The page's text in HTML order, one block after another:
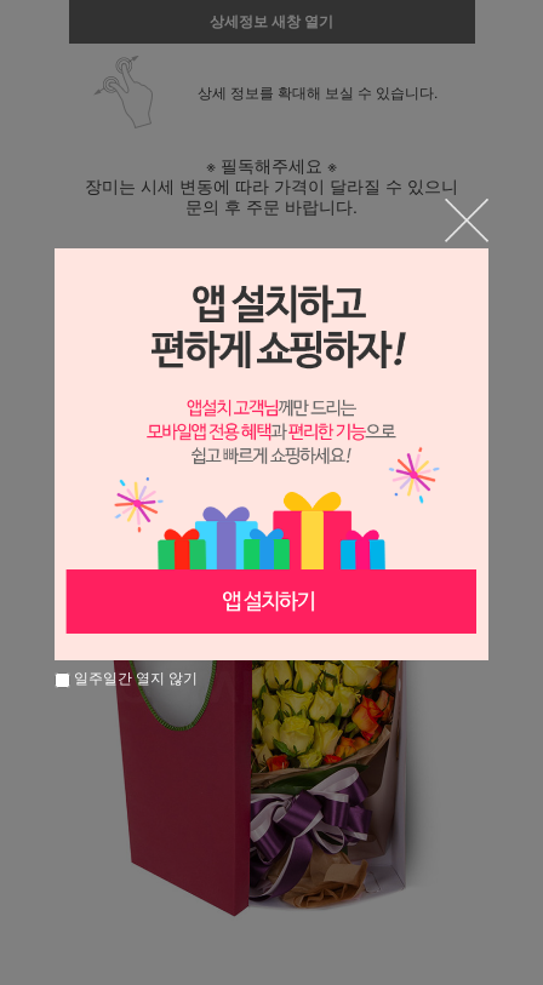
상세정보 새창 열기
상세 정보를 확대해 보실 수 있습니다.
※ 필독해주세요 ※
장미는 시세 변동에 따라 가격이 달라질 수 있으니
문의 후 주문 바랍니다.
일주일간 열지 않기